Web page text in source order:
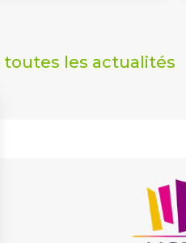
toutes les actualités